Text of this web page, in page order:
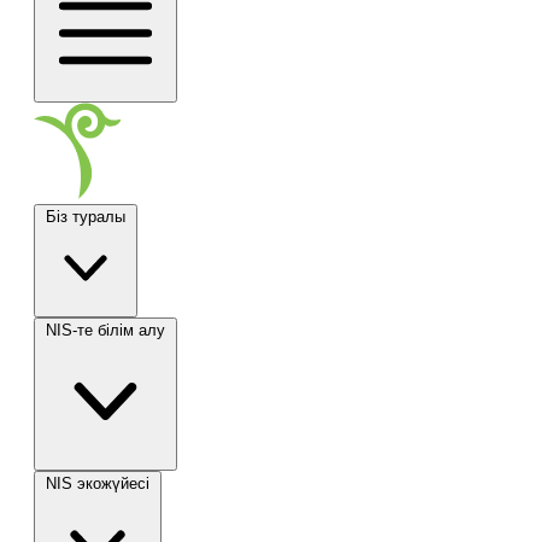
Біз туралы
NIS-те білім алу
NIS экожүйесі